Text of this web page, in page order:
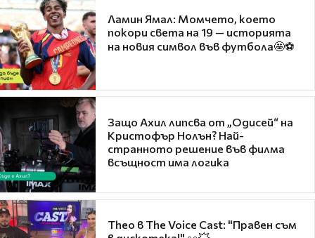
Ламин Ямал: Момчето, което
покори света на 19 — историята
на новия символ във футбола🤩⚽
Защо Ахил липсва от „Одисей“ на
Кристофър Нолън? Най-
странното решение във филма
всъщност има логика
Theo в The Voice Cast: "Правен съм